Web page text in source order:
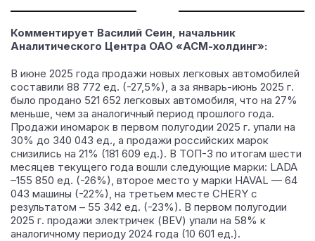
Комментирует Василий Сеин, начальник
Аналитического Центра ОАО «АСМ-холдинг»:
В июне 2025 года продажи новых легковых автомобилей
составили 88 772 ед. (-27,5%), а за январь-июнь 2025 г.
было продано 521 652 легковых автомобиля, что на 27%
меньше, чем за аналогичный период прошлого года.
Продажи иномарок в первом полугодии 2025 г. упали на
30% до 340 043 ед., а продажи российских марок
снизились на 21% (181 609 ед.). В ТОП-3 по итогам шести
месяцев текущего года вошли следующие марки: LADA
–155 850 ед. (-26%), второе место у марки HAVAL — 64
043 машины (-22%), на третьем месте CHERY с
результатом – 55 342 ед. (-23%). В первом полугодии
2025 г. продажи электричек (BEV) упали на 58% к
аналогичному периоду 2024 года (10 601 ед.).